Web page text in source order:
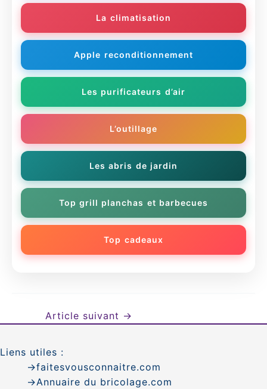
La climatisation
Apple reconditionnement
Les purificateurs d’air
L’outillage
Les abris de jardin
Top grill planchas et barbecues
Top cadeaux
Article suivant →
Liens utiles :
→faitesvousconnaitre.com
→Annuaire du bricolage.com